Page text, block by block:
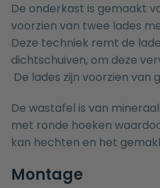
De onderkast is gemaakt
voorzien van twee lades
Deze techniek remt de
dichtschuiven, om deze
De lades zijn voorzien
De wastafel is van
met ronde hoeken
kan hechten en het
Montage